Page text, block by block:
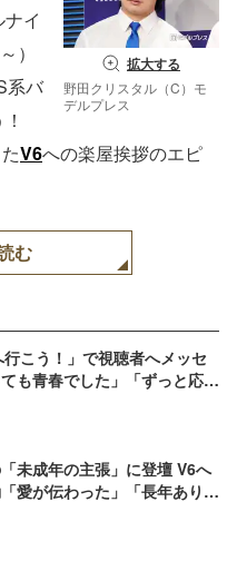
拡大する
野田クリスタル（C）モ
デルプレス
イ
）
系バ
V6への楽屋挨拶のエピ
む
こう！」で視聴者へメッセ
も青春でした」「ずっと応援
未成年の主張」に登壇 V6へ
愛が伝わった」「長年ありが